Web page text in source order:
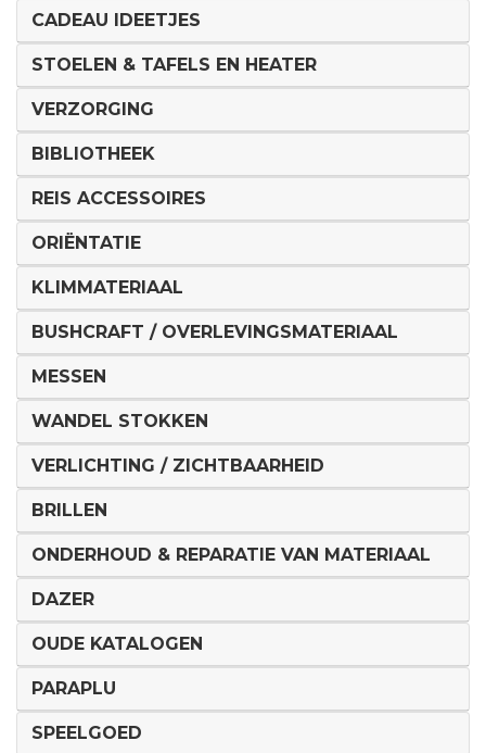
CADEAU IDEETJES
STOELEN & TAFELS EN HEATER
VERZORGING
BIBLIOTHEEK
REIS ACCESSOIRES
ORIËNTATIE
KLIMMATERIAAL
BUSHCRAFT / OVERLEVINGSMATERIAAL
MESSEN
WANDEL STOKKEN
VERLICHTING / ZICHTBAARHEID
BRILLEN
ONDERHOUD & REPARATIE VAN MATERIAAL
DAZER
OUDE KATALOGEN
PARAPLU
SPEELGOED